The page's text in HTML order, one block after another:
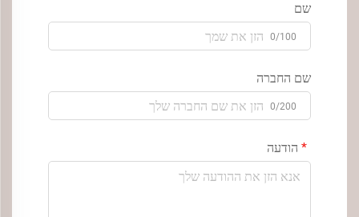
שם
0/100
שם החברה
0/200
הודעה